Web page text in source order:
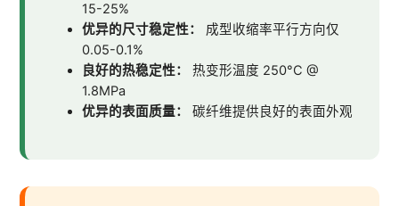
15-25%
优异的尺寸稳定性：
成型收缩率平行方向仅
0.05-0.1%
良好的热稳定性：
热变形温度 250°C @
1.8MPa
优异的表面质量：
碳纤维提供良好的表面外观